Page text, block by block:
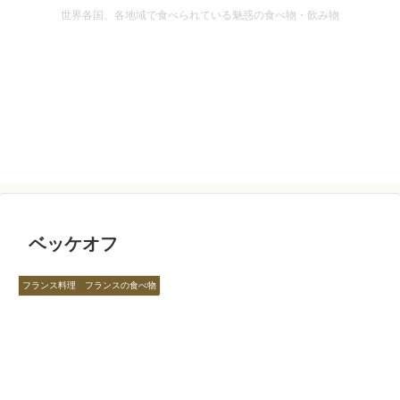
世界各国、各地域で食べられている魅惑の食べ物・飲み物
ベッケオフ
フランス料理 フランスの食べ物